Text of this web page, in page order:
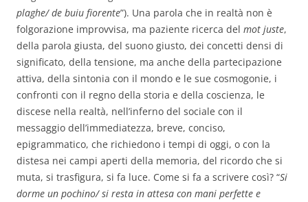
plaghe/ de buiu fiorente”). Una parola che in realtà non è
folgorazione improvvisa, ma paziente ricerca del mot juste,
della parola giusta, del suono giusto, dei concetti densi di
significato, della tensione, ma anche della partecipazione
attiva, della sintonia con il mondo e le sue cosmogonie, i
confronti con il regno della storia e della coscienza, le
discese nella realtà, nell’inferno del sociale con il
messaggio dell’immediatezza, breve, conciso,
epigrammatico, che richiedono i tempi di oggi, o con la
distesa nei campi aperti della memoria, del ricordo che si
muta, si trasfigura, si fa luce. Come si fa a scrivere così? “Si
dorme un pochino/ si resta in attesa con mani perfette e